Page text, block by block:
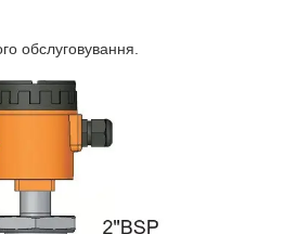
обслуговування.